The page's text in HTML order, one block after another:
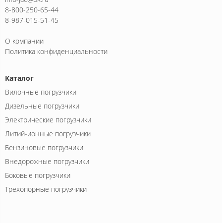
8-800-250-65-44
8-987-015-51-45
О компании
Политика конфиденциальности
Каталог
Вилочные погрузчики
Дизельные погрузчики
Электрические погрузчики
Литий-ионные погрузчики
Бензиновые погрузчики
Внедорожные погрузчики
Боковые погрузчики
Трехопорные погрузчики